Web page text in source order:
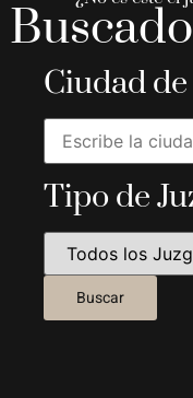
Ciudad
Tipo de